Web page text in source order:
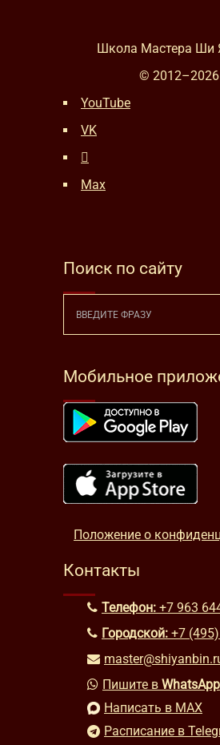
Школа Мастера Ши
© 2012–2026
YouTube
VK
Max
Поиск по сайту
Мобильное
Положение о
Контакты
Телефон: +7 963
Городской: +7
Пишите в WhatsApp
Написать в MAX
Расписание в